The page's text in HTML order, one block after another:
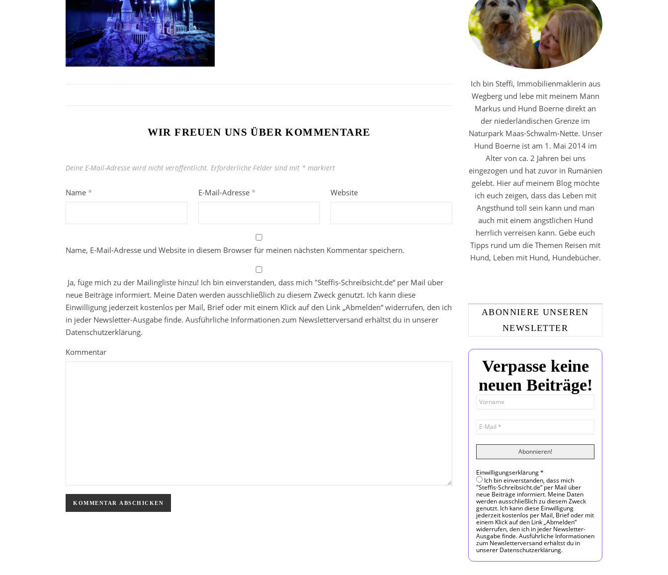
WIR FREUEN UNS ÜBER KOMMENTARE
Deine E-Mail-Adresse wird nicht veröffentlicht. Erforderliche Felder sind mit * markiert
Name * E-Mail-Adresse * Website
Name, E-Mail-Adresse und Website in diesem Browser für meinen nächsten Kommentar speichern.
Ja, füge mich zu der Mailingliste hinzu! Ich bin einverstanden, dass mich "Steffis-Schreibsicht.de“ per Mail über
neue Beiträge informiert. Meine Daten werden ausschließlich zu diesem Zweck genutzt. Ich kann diese
Einwilligung jederzeit kostenlos per Mail, Brief oder mit einem Klick auf den Link „Abmelden“ widerrufen, den ich
in jeder Newsletter-Ausgabe finde. Ausführliche Informationen zum Newsletterversand erhältst du in unserer
Datenschutzerklärung.
Kommentar
Ich bin Steffi, Immobilienmaklerin aus
Wegberg und lebe mit meinem Mann
Markus und Hund Boerne direkt an
der niederländischen Grenze im
Naturpark Maas-Schwalm-Nette. Unser
Hund Boerne ist am 1. Mai 2014 im
Alter von ca. 2 Jahren bei uns
eingezogen und hat zuvor in Rumänien
gelebt. Hier auf meinem Blog möchte
ich euch zeigen, dass das Leben mit
Angsthund toll sein kann und man
auch mit einem ängstlichen Hund
herrlich verreisen kann. Gebe euch
Tipps rund um die Themen Reisen mit
Hund, Leben mit Hund, Hundebücher.
ABONNIERE UNSEREN
NEWSLETTER
Verpasse keine
neuen Beiträge!
Einwilligungserklärung*
Ich bin einverstanden, dass mich
"Steffis-Schreibsicht.de“ per Mail über
neue Beiträge informiert. Meine Daten
werden ausschließlich zu diesem Zweck
genutzt. Ich kann diese Einwilligung
jederzeit kostenlos per Mail, Brief oder mit
einem Klick auf den Link „Abmelden“
widerrufen, den ich in jeder Newsletter-
Ausgabe finde. Ausführliche Informationen
zum Newsletterversand erhältst du in
unserer Datenschutzerklärung.